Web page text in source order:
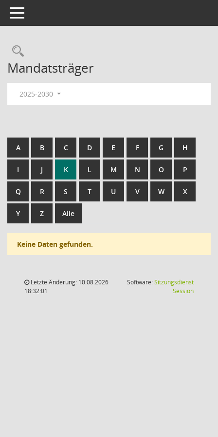
Toggle navigation
Rechercheauswahl
Mandatsträger
2025-2030
A B C D E F G H
I J K L M N O P
Q R S T U V W X
Y Z Alle
Keine Daten gefunden.
Letzte Änderung: 10.08.2026
18:32:01
Software:Sitzungsdienst
Session(Wird in